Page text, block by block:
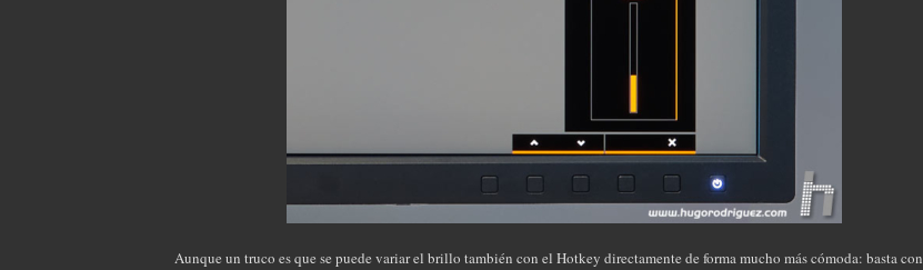
Aunque un truco es que se puede variar el brillo también con el Hotkey directamente de forma mucho más cómoda: basta con